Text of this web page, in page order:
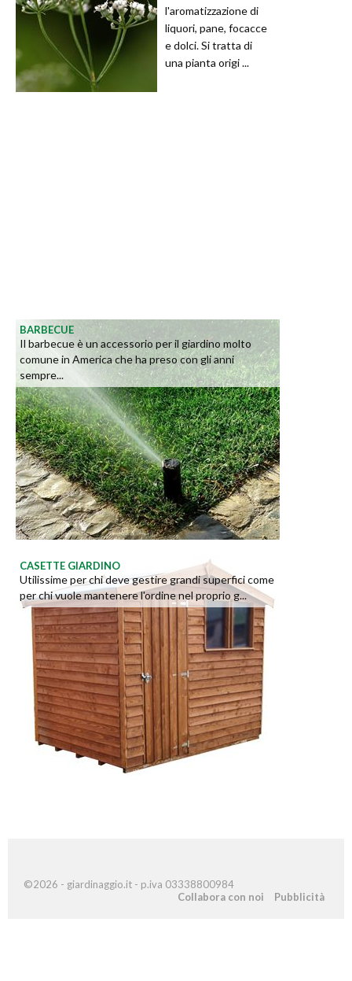
l'aromatizzazione di
liquori, pane, focacce
e dolci. Si tratta di
una pianta origi ...
BARBECUE
Il barbecue è un accessorio per il giardino molto
comune in America che ha preso con gli anni
sempre...
CASETTE GIARDINO
Utilissime per chi deve gestire grandi superfici come
per chi vuole mantenere l'ordine nel proprio g...
©2026 - giardinaggio.it - p.iva 03338800984
Collabora con noi
Pubblicità